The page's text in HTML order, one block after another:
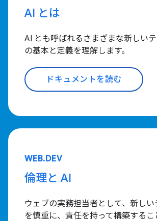
AI とは
AI とも呼ばれるさまざまな新しい
の基本と定義を理解します。
ドキュメントを読む
WEB.DEV
倫理と AI
ウェブの実務担当者として、新しい
を慎重に、責任を持って構築するこ